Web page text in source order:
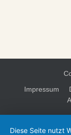
Impressum
Diese Seite nutzt